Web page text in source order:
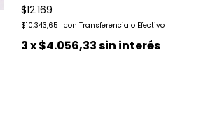
$12.169
$10.343,65
3x$4.056,33sin interés